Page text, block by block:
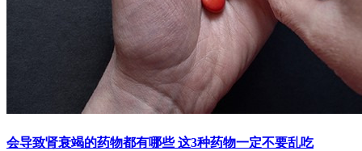
会导致肾衰竭的药物都有哪些 这3种药物一定不要乱吃